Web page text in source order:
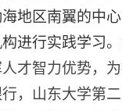
地区南翼的中
进行实践学习
才智力优势，
，山东大学第